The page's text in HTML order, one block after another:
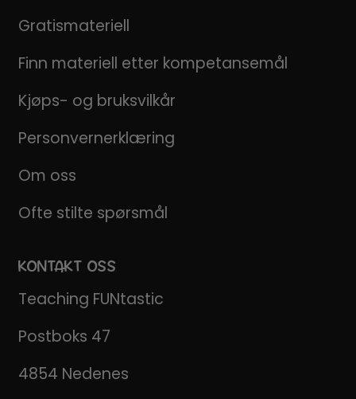
Gratismateriell
Finn materiell etter kompetansemål
Kjøps- og bruksvilkår
Personvernerklæring
Om oss
Ofte stilte spørsmål
KONTAKT OSS
Teaching FUNtastic
Postboks 47
4854 Nedenes